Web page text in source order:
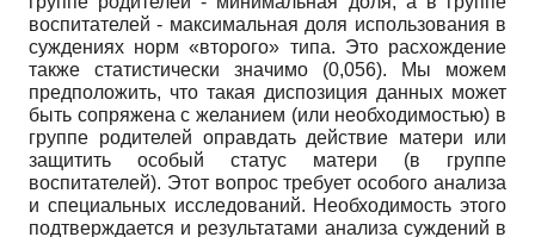
воспитателей - максимальная доля использования в
суждениях норм «второго» типа. Это расхождение
также статистически значимо (0,056). Мы можем
предположить, что такая диспозиция данных может
быть сопряжена с желанием (или необходимостью) в
группе родителей оправдать действие матери или
защитить особый статус матери (в группе
воспитателей). Этот вопрос требует особого анализа
и специальных исследований. Необходимость этого
подтверждается и результатами анализа суждений в